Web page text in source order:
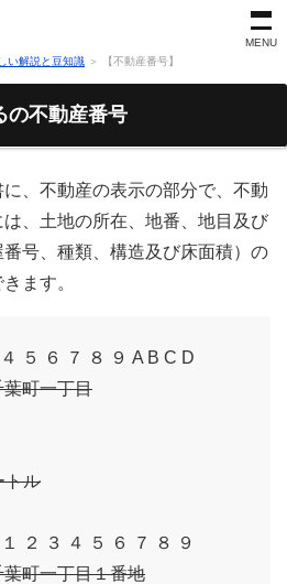
MENU
い解説と豆知識 ＞ 【不動産番号】
の不動産番号
、不動産の表示の部分で、不動
、土地の所在、地番、地目及び
号、種類、構造及び床面積）の
ます。
５ ６ ７ ８ ９ A B C D
町一丁目
トル
２ ３ ４ ５ ６ ７ ８ ９
町一丁目１番地